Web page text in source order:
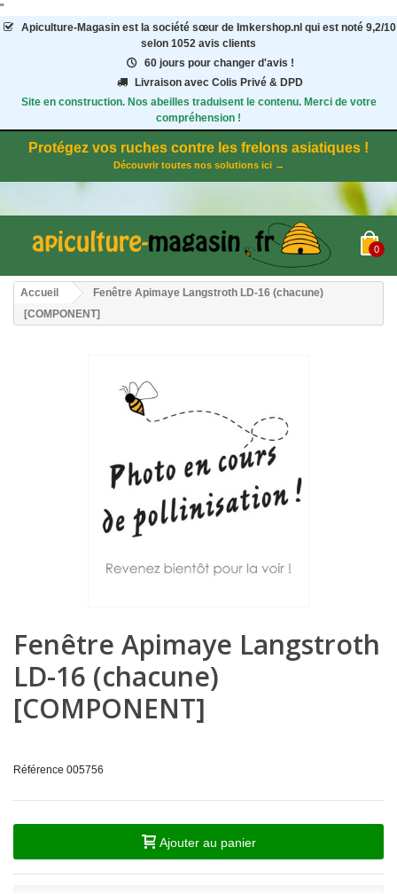
"
Apiculture-Magasinest la société sœur de Imkershop.nl qui est noté 9,2/10
selon 1052 avis clients
60 jours pour changer d'avis !
Livraison avec Colis Privé & DPD
Site en construction. Nos abeilles traduisent le contenu. Merci de votre
compréhension !
Protégez vos ruches contre les frelons asiatiques !
Découvrir toutes nos solutions ici →
0
Accueil
Fenêtre Apimaye Langstroth LD-16 (chacune)
[COMPONENT]
Fenêtre Apimaye Langstroth
LD-16 (chacune)
[COMPONENT]
Référence 005756
Ajouter au panier